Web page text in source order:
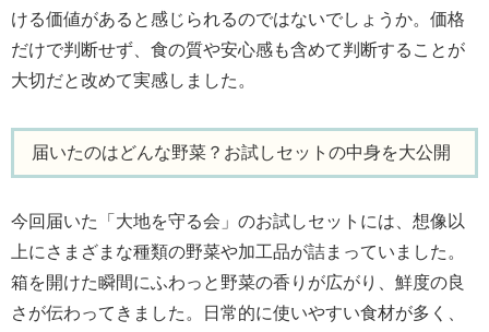
ける価値があると感じられるのではないでしょうか。価格
だけで判断せず、食の質や安心感も含めて判断することが
大切だと改めて実感しました。
届いたのはどんな野菜？お試しセットの中身を大公開
今回届いた「大地を守る会」のお試しセットには、想像以
上にさまざまな種類の野菜や加工品が詰まっていました。
箱を開けた瞬間にふわっと野菜の香りが広がり、鮮度の良
さが伝わってきました。日常的に使いやすい食材が多く、